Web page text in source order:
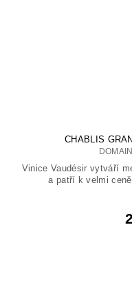
CHABLIS
Vinice Vaudésir vytváří
a patří k velmi